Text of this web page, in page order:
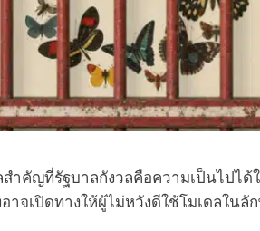
ำคัญที่รัฐบาลกังวลคือความเป็นไปได้
าจเปิดทางให้ผู้ไม่หวังดีใช้โมเดลใน